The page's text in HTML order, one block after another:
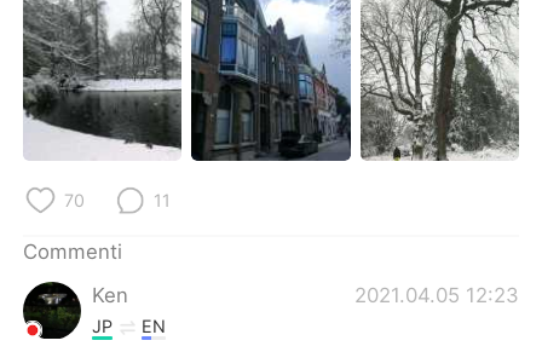
70 11
Commenti
Ken
2021.04.05 12:23
JP EN